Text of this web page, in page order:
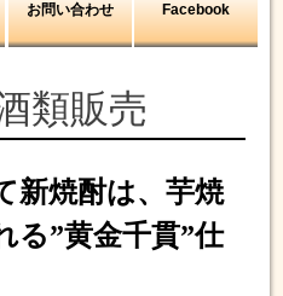
お問い合わせ Facebook
類販売
新焼酎は、芋焼
る”黄金千貫”仕